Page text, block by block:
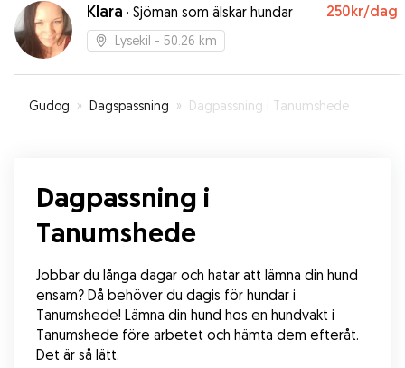
Klara · Sjöman som älskar hundar 250kr/dag
Lysekil - 50.26 km
Gudog » Dagspassning » Dagpassning i Tanumshede
Dagpassning i
Tanumshede
Jobbar du långa dagar och hatar att lämna din hund
ensam? Då behöver du dagis för hundar i
Tanumshede! Lämna din hund hos en hundvakt i
Tanumshede före arbetet och hämta dem efteråt.
Det är så lätt.